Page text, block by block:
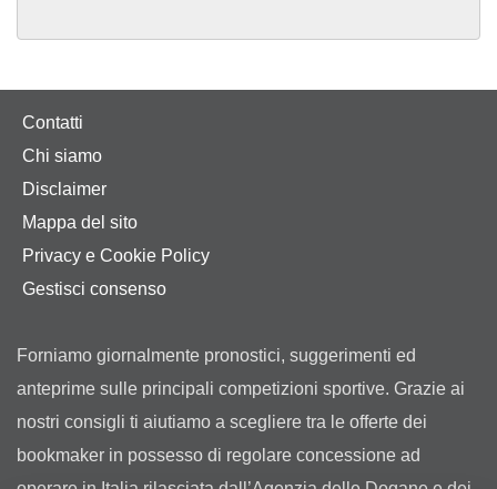
Contatti
Chi siamo
Disclaimer
Mappa del sito
Privacy e Cookie Policy
Gestisci consenso
Forniamo giornalmente pronostici, suggerimenti ed
anteprime sulle principali competizioni sportive. Grazie ai
nostri consigli ti aiutiamo a scegliere tra le offerte dei
bookmaker in possesso di regolare concessione ad